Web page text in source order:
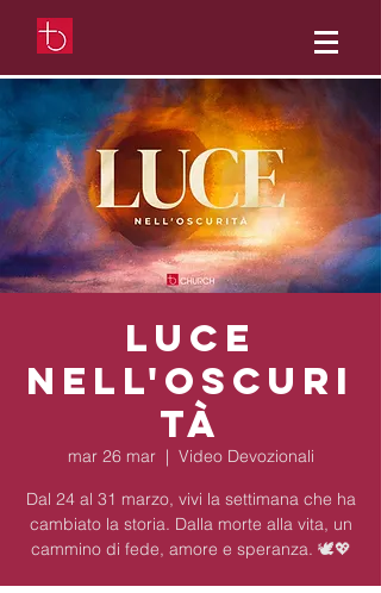
Luce
nell'oscuri
tà
mar 26 mar
  |
Video Devozionali
Dal 24 al 31 marzo, vivi la settimana che ha
cambiato la storia. Dalla morte alla vita, un
cammino di fede, amore e speranza. 🕊️💖